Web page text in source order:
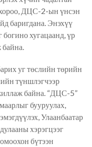
хороо, ДЦС-2-ын үнсэн
баригдана. Энэхүү
богино хугацаанд, үр
байна.
уг төслийн төрийн
түншлэгчээр
байна. “ДЦС-5”
бууруулах,
Улаанбаатар
хэрэгцээг
бүтээн